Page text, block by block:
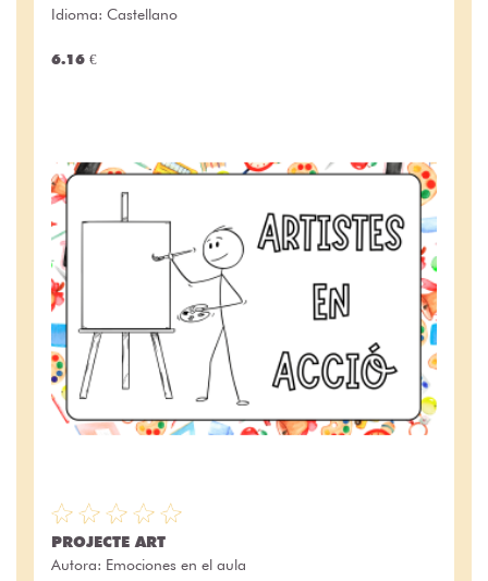
Idioma: Castellano
6.16 €
PROJECTE ART
Autora: Emociones en el aula